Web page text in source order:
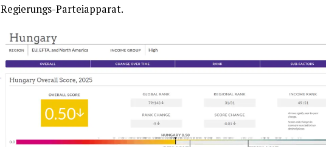
Regierungs-Parteiapparat.